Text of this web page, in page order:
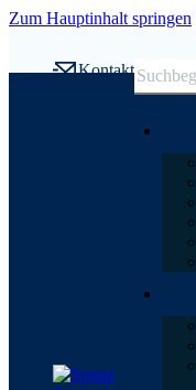
Zum Hauptinhalt springen
Kontakt